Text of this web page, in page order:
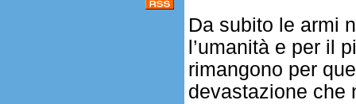
Da subito le armi
l’umanità e per il
rimangono per
devastazione che